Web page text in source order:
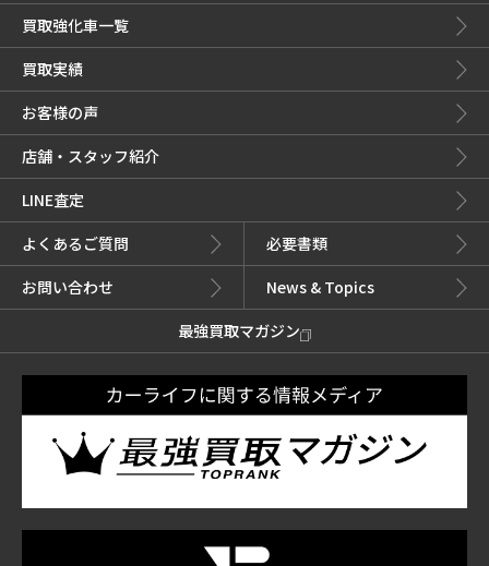
買取強化車一覧
買取実績
お客様の声
店舗・スタッフ紹介
LINE査定
よくあるご質問
必要書類
お問い合わせ
News & Topics
最強買取マガジン